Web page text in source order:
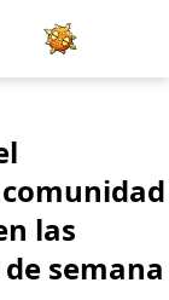
las
semana